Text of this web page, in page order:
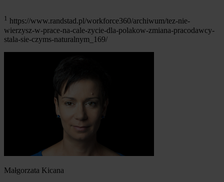
1 https://www.randstad.pl/workforce360/archiwum/tez-nie-
wierzysz-w-prace-na-cale-zycie-dla-polakow-zmiana-pracodawcy-
stala-sie-czyms-naturalnym_169/
Małgorzata Kicana